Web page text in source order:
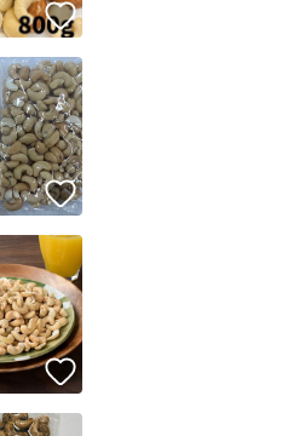
ーの実績について
したユーザーにバッジを付与してい
いいね！
いいね！
いいね！